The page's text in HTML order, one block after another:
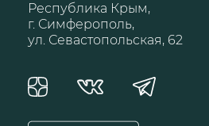
Республика Крым,
г. Симферополь,
ул. Севастопольская, 62